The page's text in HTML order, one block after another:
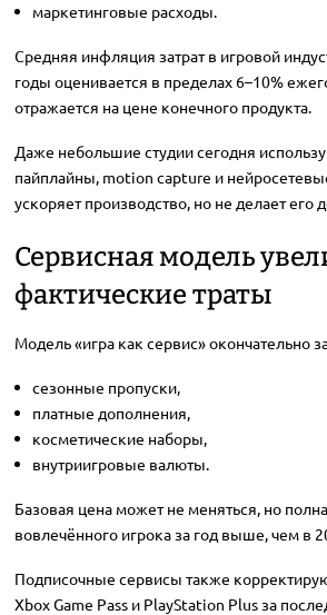
маркетинговые расходы.
Средняя инфляция затрат в игровой
годы оценивается в пределах 6–10%
отражается на цене конечного продукта.
Даже небольшие студии сегодня
пайплайны, motion capture и
ускоряет производство, но не делает
Сервисная модель
фактические траты
Модель «игра как сервис» окончательно
сезонные пропуски,
платные дополнения,
косметические наборы,
внутриигровые валюты.
Базовая цена может не меняться, но
вовлечённого игрока за год выше, чем в
Подписочные сервисы также
Xbox Game Pass и PlayStation Plus за